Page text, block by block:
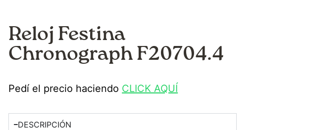
Reloj Festina
Chronograph F20704.4
Pedí el precio haciendo CLICK AQUÍ
DESCRIPCIÓN